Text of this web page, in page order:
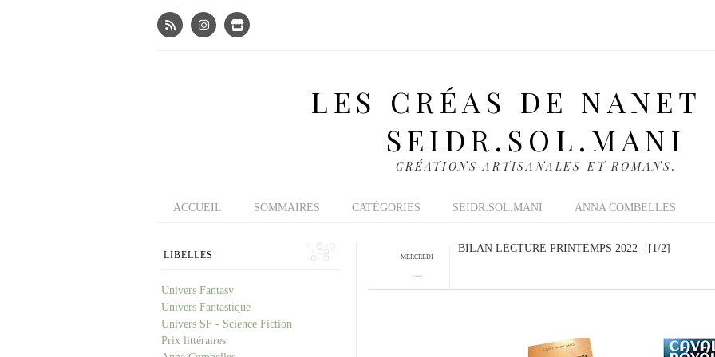
LES CRÉAS DE NANET
SEIDR.SOL.MANI
CRÉATIONS ARTISANALES ET ROMANS.
ACCUEIL SOMMAIRES CATÉGORIES SEIDR.SOL.MANI ANNA COMBELLES
MERCREDI
BILAN LECTURE PRINTEMPS 2022 - [1/2]
LIBELLÉS
Univers Fantasy
Univers Fantastique
Univers SF - Science Fiction
Prix littéraires